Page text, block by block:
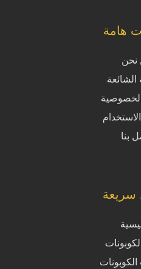
هامة
نحن
الشائعة
بنا
سريعة